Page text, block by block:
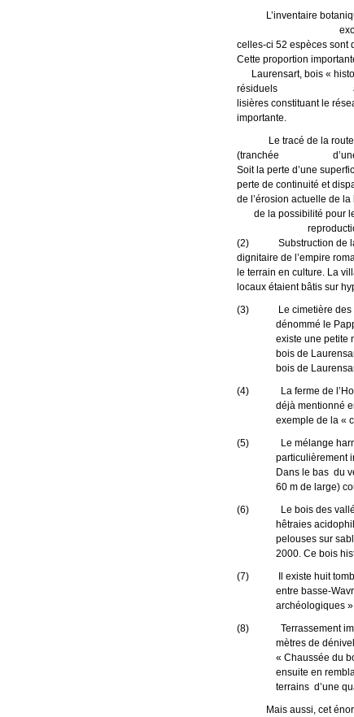
L’inventaire
excursion sur une
celles-ci 52
Cette proportion
Laurensart, bois «
résiduels alentour.
lisières constituant
importante.
Le tracé de la
(tranchée d’une
Soit la perte d’une
perte de continuité et
de l’érosion actuelle
de la possibilité pour
reproduction,
(2) Substruction de la
dignitaire de l’empire
le terrain en culture. La
locaux étaient bâtis sur
(3) Le cimetière des
dénommé le
existe une
bois de
bois de
(4) La ferme de l’Hosté,
déjà mentionné
exemple de la «
(5) Le mélange
particulièrement
Dans le bas du
60 m de large)
(6) Le bois des vallées
hêtraies
pelouses sur
2000. Ce bois
(7) Il existe huit
entre basse-
archéologiques
(8) Terrassement
mètres de
« Chaussée du
ensuite en
terrains d’une
Mais aussi, cet